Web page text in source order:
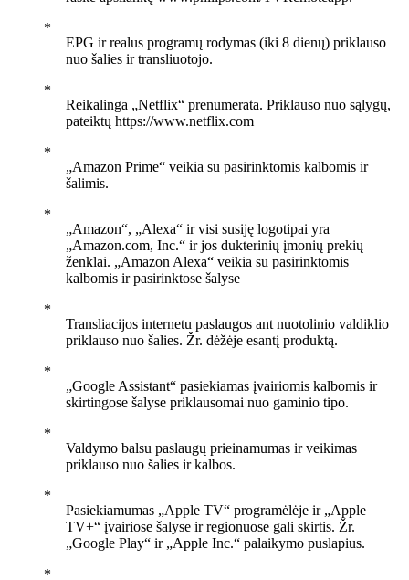
EPG ir realus programų rodymas (iki 8 dienų) priklauso
nuo šalies ir transliuotojo.
Reikalinga „Netflix“ prenumerata. Priklauso nuo sąlygų,
pateiktų https://www.netflix.com
„Amazon Prime“ veikia su pasirinktomis kalbomis ir
šalimis.
„Amazon“, „Alexa“ ir visi susiję logotipai yra
„Amazon.com, Inc.“ ir jos dukterinių įmonių prekių
ženklai. „Amazon Alexa“ veikia su pasirinktomis
kalbomis ir pasirinktose šalyse
Transliacijos internetu paslaugos ant nuotolinio valdiklio
priklauso nuo šalies. Žr. dėžėje esantį produktą.
„Google Assistant“ pasiekiamas įvairiomis kalbomis ir
skirtingose šalyse priklausomai nuo gaminio tipo.
Valdymo balsu paslaugų prieinamumas ir veikimas
priklauso nuo šalies ir kalbos.
Pasiekiamumas „Apple TV“ programėlėje ir „Apple
TV+“ įvairiose šalyse ir regionuose gali skirtis. Žr.
„Google Play“ ir „Apple Inc.“ palaikymo puslapius.